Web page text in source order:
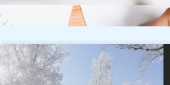
頁
面
頁
頁
面
頁
面
頁 頁
面
頁
面